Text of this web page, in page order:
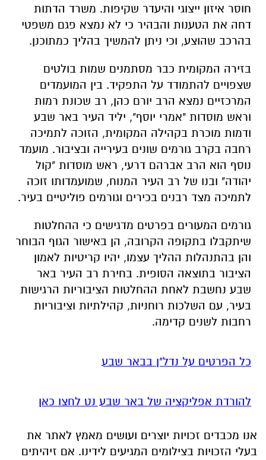
חוסר איזון ייצוגי והיעדר שקיפות. משרד הדתות
דחה את הטענות והבהיר כי לא נמצא פגם משפטי
בהרכב שהוצע, וכי ניתן להמשיך בהליך כמתוכנן.
בזירה המקומית כבר מסתמנים שמות בולטים
שצפויים להתמודד על התפקיד. בין המועמדים
המרכזיים נמצא הרב יורם כהן, רב שכונת רמות
וראש מוסדות "אמרי יוסף", יליד העיר באר שבע
ודמות מוכרת בקהילה המקומית, הזוכה לתמיכה
רחבה בקרב גורמים שונים בעירייה ובציבור. מועמד
נוסף הוא הרב אברהם דרעי, ראש מוסדות "קול
יהודה" ובנו של רב העיר המנוח, שמועמדותו זוכה
לתמיכה מצד רבנים בכירים וגורמים פוליטיים בעיר.
גורמים המעורים בפרטים מדגישים כי ההחלטות
שיתקבלו בתקופה הקרובה, הן באישור הגוף הבוחר
והן בהתנהלות ההליך עצמו, יהיו קריטיות לאמון
הציבור בתוצאה הסופית. בחירת רב העיר באר
שבע נחשבת לאחת ההחלטות הציבוריות הרגישות
בעיר, עם השלכות רוחניות, קהילתיות וציבוריות
רחבות לשנים קדימה.
כל הפרטים על נדל"ן בבאר שבע
להורדת אפליקציה של באר שבע נט לחצו כאן
אנו מכבדים זכויות יוצרים ועושים מאמץ לאתר את
בעלי הזכויות בצילומים המגיעים לידינו. אם זיהיתים